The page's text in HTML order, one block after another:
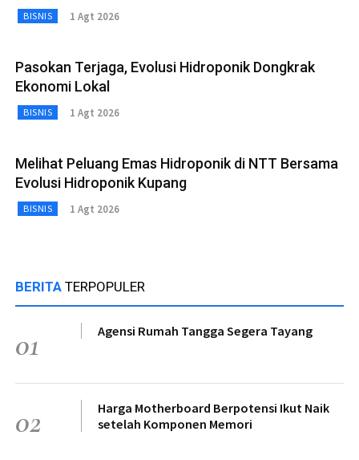
BISNIS 1 Agt 2026
Pasokan Terjaga, Evolusi Hidroponik Dongkrak
Ekonomi Lokal
BISNIS 1 Agt 2026
Melihat Peluang Emas Hidroponik di NTT Bersama
Evolusi Hidroponik Kupang
BISNIS 1 Agt 2026
BERITA TERPOPULER
01 Agensi Rumah Tangga Segera Tayang
02
Harga Motherboard Berpotensi Ikut Naik
setelah Komponen Memori